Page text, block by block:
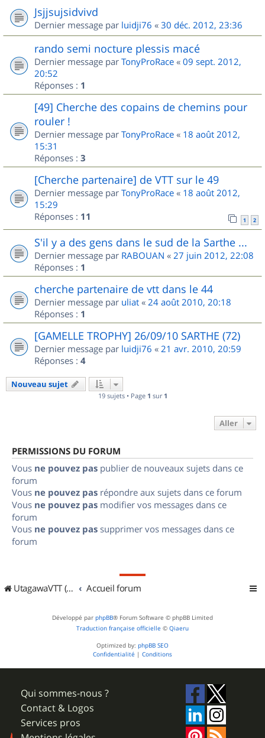
Jsjjsujsidvivd
Dernier message par luidji76 « 30 déc. 2012, 23:36
rando semi nocture plessis macé
Dernier message par TonyProRace « 09 sept. 2012,
20:52
Réponses : 1
[49] Cherche des copains de chemins pour
rouler !
Dernier message par TonyProRace « 18 août 2012,
15:31
Réponses : 3
[Cherche partenaire] de VTT sur le 49
Dernier message par TonyProRace « 18 août 2012,
15:29
Réponses : 11 1 2
S'il y a des gens dans le sud de la Sarthe ...
Dernier message par RABOUAN « 27 juin 2012, 22:08
Réponses : 1
cherche partenaire de vtt dans le 44
Dernier message par uliat « 24 août 2010, 20:18
Réponses : 1
[GAMELLE TROPHY] 26/09/10 SARTHE (72)
Dernier message par luidji76 « 21 avr. 2010, 20:59
Réponses : 4
Nouveau sujet
19 sujets • Page 1 sur 1
Aller
PERMISSIONS DU FORUM
Vous ne pouvez pas publier de nouveaux sujets dans ce
forum
Vous ne pouvez pas répondre aux sujets dans ce forum
Vous ne pouvez pas modifier vos messages dans ce
forum
Vous ne pouvez pas supprimer vos messages dans ce
forum
UtagawaVTT (Randos VTT et VTTAE avec traces GPS) Accueil forum
Développé par phpBB® Forum Software © phpBB Limited
Traduction française officielle © Qiaeru
Optimized by: phpBB SEO
Confidentialité | Conditions
Qui sommes-nous ?
Contact & Logos
Services pros